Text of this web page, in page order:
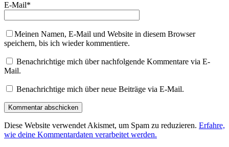
E-Mail*
Meinen Namen, E-Mail und Website in diesem Browser
speichern, bis ich wieder kommentiere.
Benachrichtige mich über nachfolgende Kommentare via E-
Mail.
Benachrichtige mich über neue Beiträge via E-Mail.
Diese Website verwendet Akismet, um Spam zu reduzieren. Erfahre,
wie deine Kommentardaten verarbeitet werden.